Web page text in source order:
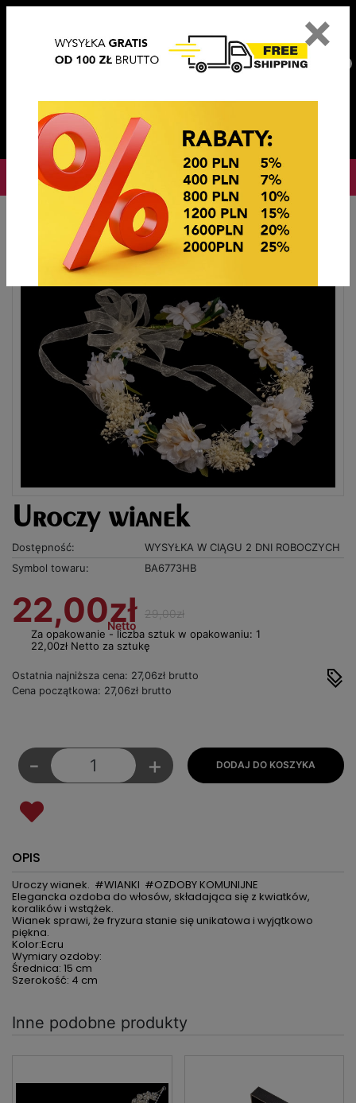
OKAZJE CENOWE! OKAZJE CENOWE!
Strona główna Ślub i komunia
Uroczy wianek
Dostępność:
WYSYŁKA W CIĄGU 2 DNI ROBOCZYCH
Symbol towaru:
BA6773HB
22,00zł
Netto
29,00zł
Za opakowanie - liczba sztuk w opakowaniu: 1
22,00zł Netto za sztukę
Ostatnia najniższa cena: 27,06zł brutto
Cena początkowa: 27,06zł brutto
- +
OPIS
Uroczy wianek. #WIANKI #OZDOBY KOMUNIJNE
Elegancka ozdoba do włosów, składająca się z kwiatków,
koralików i wstążek.
Wianek sprawi, że fryzura stanie się unikatowa i wyjątkowo
piękna.
Kolor:Ecru
Wymiary ozdoby:
Średnica: 15 cm
Szerokość: 4 cm
Inne podobne produkty
×